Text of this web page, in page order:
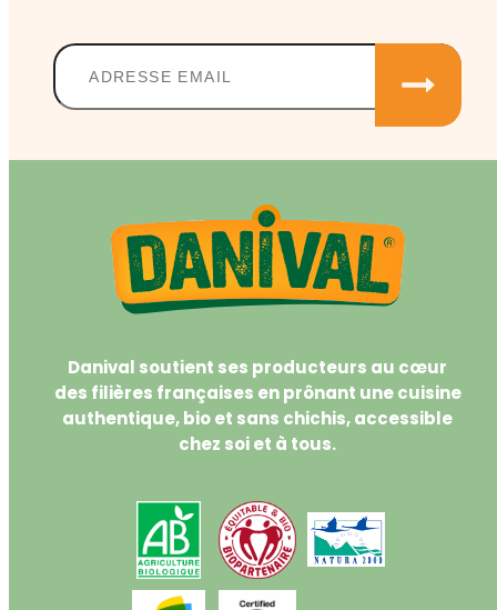
Danival soutient ses producteurs au cœur
des filières françaises en prônant une cuisine
authentique, bio et sans chichis, accessible
chez soi et à tous.